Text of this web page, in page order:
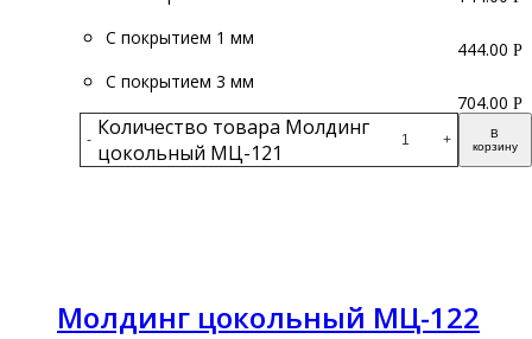
С покрытием 1 мм
С покрытием 3 мм
- Количество товара Молдинг
цокольный МЦ-121
+
В
корзину
444.00 Р
704.00 Р
Молдинг цокольный МЦ-122